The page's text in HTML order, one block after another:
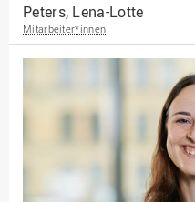
Fakultät
Agrarwissenschaften und
Ingenieurwissenschaften
und Informatik
Fakultät Management,
Peters, Lena-Lotte
Mitarbeiter*innen